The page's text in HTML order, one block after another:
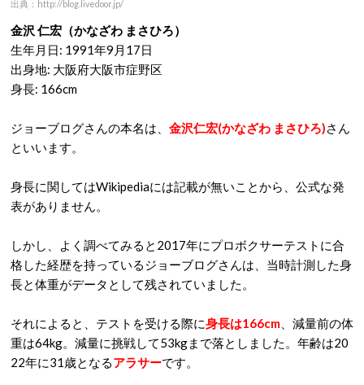
出典：http://blog.livedoor.jp/
金沢 仁宏（かなざわ まさひろ）
生年月日: 1991年9月17日
出身地: 大阪府大阪市症野区
身長: 166cm
ジョーブログさんの本名は、 金沢仁宏(かなざわ まさひろ)さん
といいます。
身長に関してはWikipediaには記載が無いことから、公式な発
表がありません。
しかし、よく調べてみると2017年にプロボクサーテストに合
格した経歴を持っているジョーブログさんは、当時計測した身
長と体重がデータとして残されていました。
それによると、テストを受ける際に身長は166cm 、減量前の体
重は64kg。減量に挑戦して53kgまで落としました。年齢は20
22年に31歳となるアラサーです。